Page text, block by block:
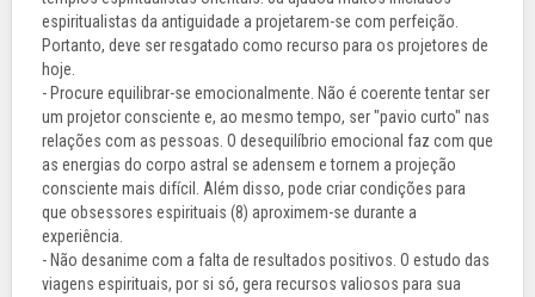
espiritualistas da antiguidade a projetarem-se com perfeição.
Portanto, deve ser resgatado como recurso para os projetores de
hoje.
- Procure equilibrar-se emocionalmente. Não é coerente tentar ser
um projetor consciente e, ao mesmo tempo, ser "pavio curto" nas
relações com as pessoas. O desequilíbrio emocional faz com que
as energias do corpo astral se adensem e tornem a projeção
consciente mais difícil. Além disso, pode criar condições para
que obsessores espirituais (8) aproximem-se durante a
experiência.
- Não desanime com a falta de resultados positivos. O estudo das
viagens espirituais, por si só, gera recursos valiosos para sua